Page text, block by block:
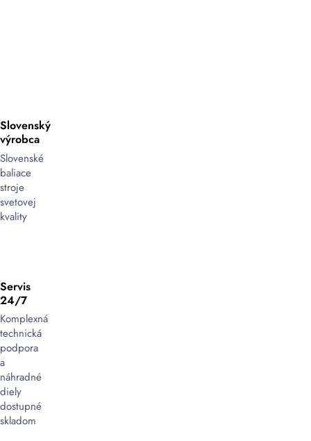
Slovenský
výrobca
Slovenské
baliace
stroje
svetovej
kvality
Servis
24/7
Komplexná
technická
podpora
a
náhradné
diely
dostupné
skladom